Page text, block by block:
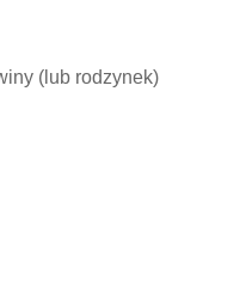
(lub rodzynek)